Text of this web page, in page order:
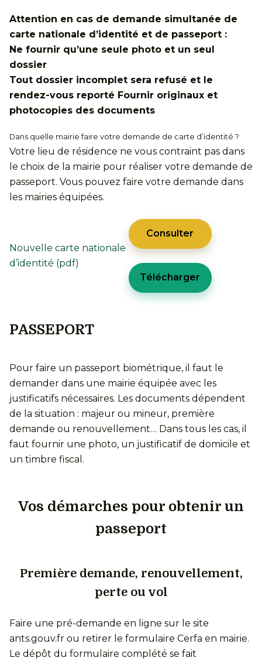
Attention en cas de demande simultanée de
carte nationale d’identité et de passeport :
Ne fournir qu’une seule photo et un seul
dossier
Tout dossier incomplet sera refusé et le
rendez-vous reporté Fournir originaux et
photocopies des documents
Dans quelle mairie faire votre demande de carte d’identité ?
Votre lieu de résidence ne vous contraint pas dans
le choix de la mairie pour réaliser votre demande de
passeport. Vous pouvez faire votre demande dans
les mairies équipées.
Nouvelle carte nationale
d’identité (pdf)
Consulter
Télécharger
PASSEPORT
Pour faire un passeport biométrique, il faut le
demander dans une mairie équipée avec les
justificatifs nécessaires. Les documents dépendent
de la situation : majeur ou mineur, première
demande ou renouvellement… Dans tous les cas, il
faut fournir une photo, un justificatif de domicile et
un timbre fiscal.
Vos démarches pour obtenir un
passeport
Première demande, renouvellement,
perte ou vol
Faire une pré-demande en ligne sur le site
ants.gouv.fr ou retirer le formulaire Cerfa en mairie.
Le dépôt du formulaire complété se fait